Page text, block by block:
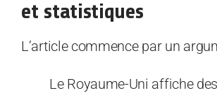
et statistiques
L’article commence par un
Le Royaume-Uni affiche